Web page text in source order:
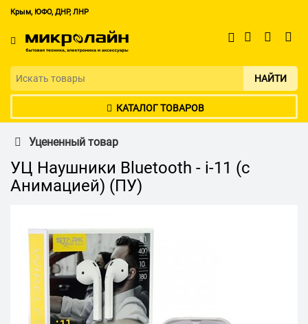
Крым, ЮФО, ДНР, ЛНР
НАЙТИ
КАТАЛОГ ТОВАРОВ
Уцененный товар
УЦ Наушники Bluetooth - i-11 (с
Анимацией) (ПУ)